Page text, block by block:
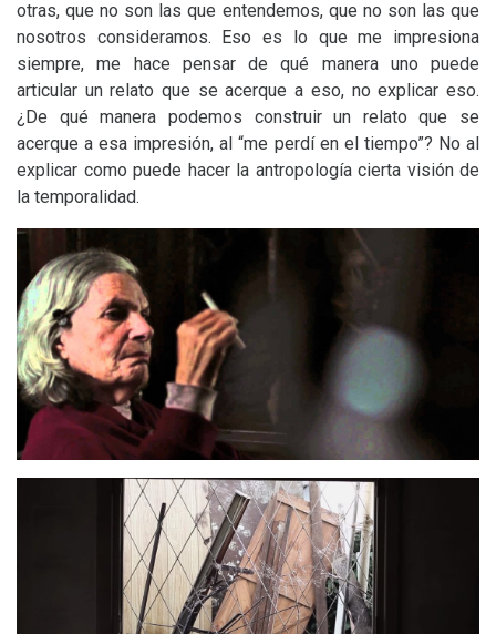
otras, que no son las que entendemos, que no son las que
nosotros consideramos. Eso es lo que me impresiona
siempre, me hace pensar de qué manera uno puede
articular un relato que se acerque a eso, no explicar eso.
¿De qué manera podemos construir un relato que se
acerque a esa impresión, al “me perdí en el tiempo”? No al
explicar como puede hacer la antropología cierta visión de
la temporalidad.